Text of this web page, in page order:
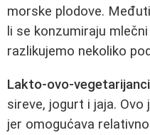
morske plodove.
li se konzumiraju
razlikujemo nekoliko
Lakto-ovo-vegetarijanci
sireve, jogurt i jaja.
jer omogućava